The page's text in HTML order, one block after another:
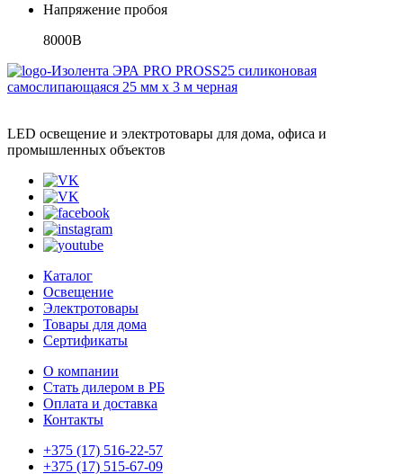
Напряжение пробоя
8000B
LED освещение и электротовары для дома, офиса и
промышленных объектов
Каталог
Освещение
Электротовары
Товары для дома
Сертификаты
О компании
Стать дилером в РБ
Оплата и доставка
Контакты
+375 (17) 516-22-57
+375 (17) 515-67-09